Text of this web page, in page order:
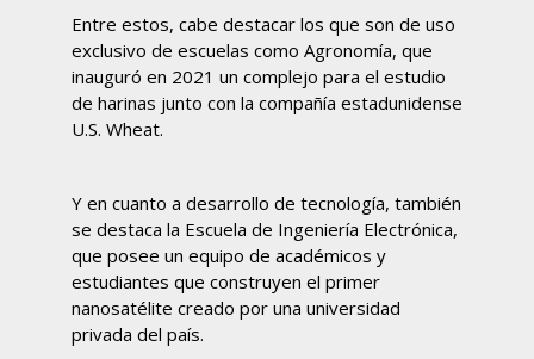
Entre estos, cabe destacar los que son de uso
exclusivo de escuelas como Agronomía, que
inauguró en 2021 un complejo para el estudio
de harinas junto con la compañía estadunidense
U.S. Wheat.
Y en cuanto a desarrollo de tecnología, también
se destaca la Escuela de Ingeniería Electrónica,
que posee un equipo de académicos y
estudiantes que construyen el primer
nanosatélite creado por una universidad
privada del país.